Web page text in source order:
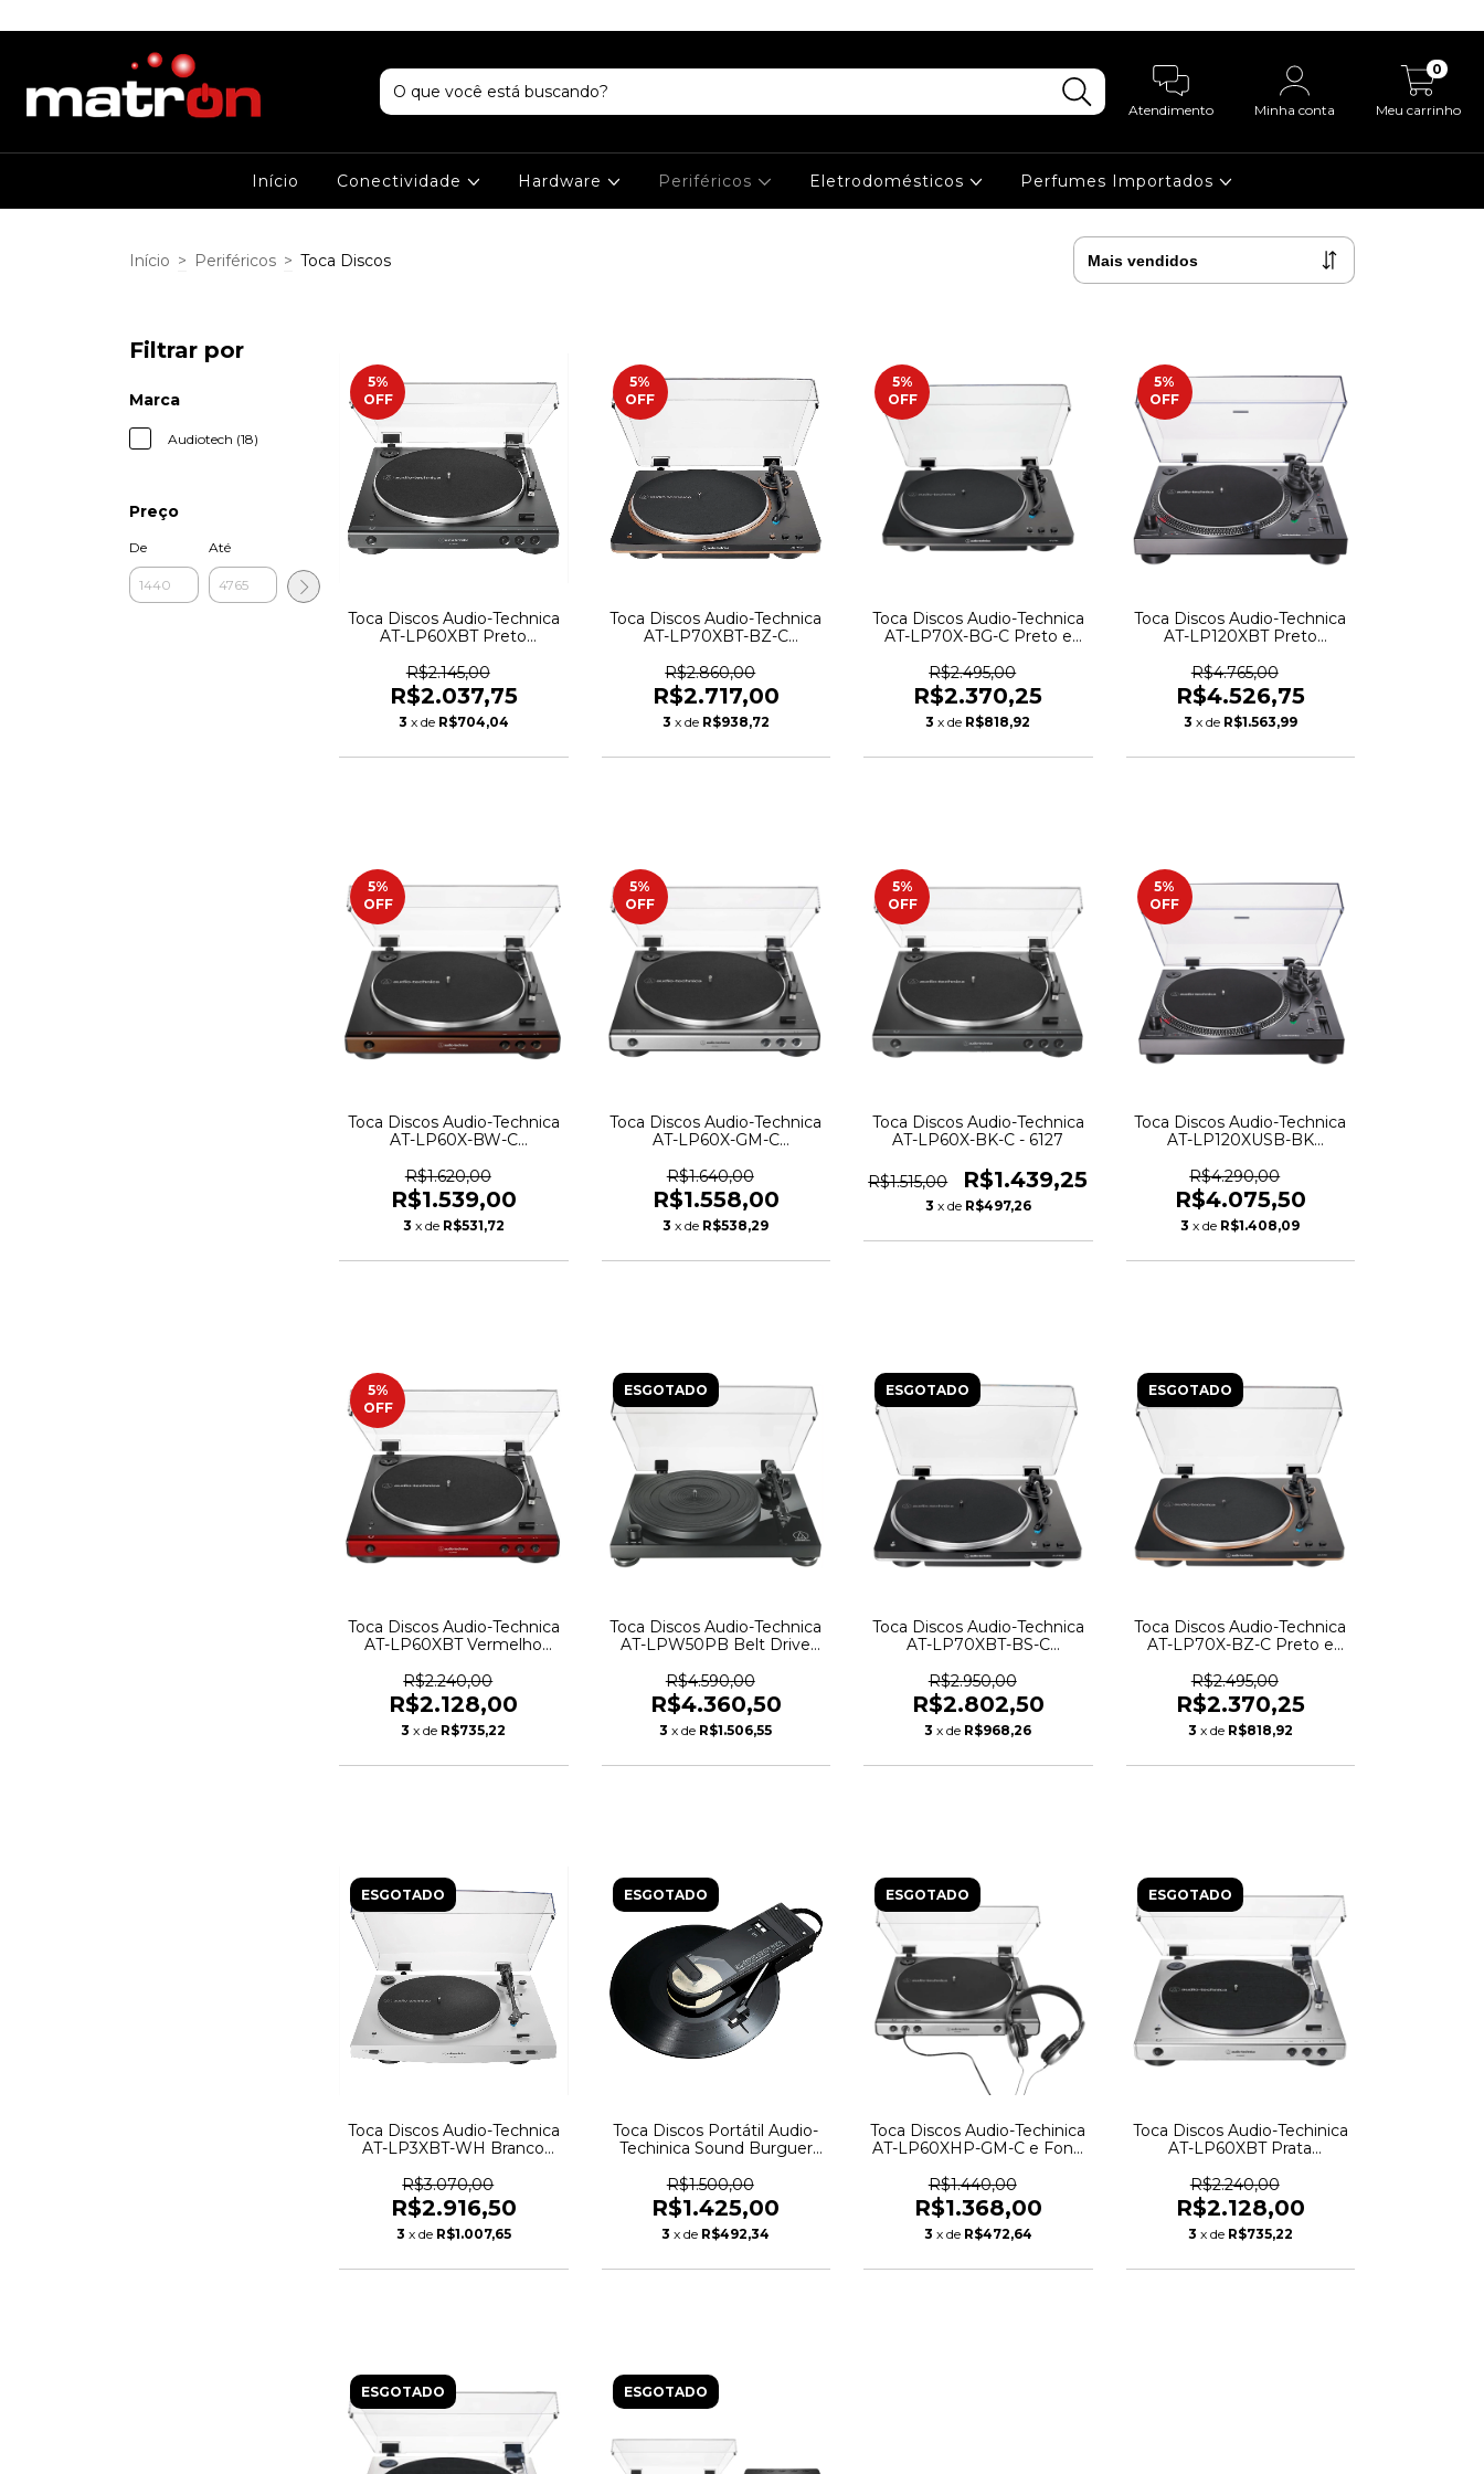
Atendimento Minha conta Meu carrinho
0
Início Conectividade Hardware Periféricos Eletrodomésticos Perfumes Importados
Início > Periféricos > Toca Discos
Filtrar por
Marca
Audiotech (18)
Preço
De Até
5%
OFF
Toca Discos Audio-Technica
AT-LP60XBT Preto
R$2.145,00
R$2.037,75
3 x de R$704,04
5%
OFF
Toca Discos Audio-Technica
AT-LP70XBT-BZ-C
6573
R$2.860,00
R$2.717,00
3 x de R$938,72
5%
OFF
Toca Discos Audio-Technica
AT-LP70X-BG-C Preto e
R$2.495,00
R$2.370,25
3 x de R$818,92
5%
OFF
Toca Discos Audio-Technica
AT-LP120XBT Preto
USB-BK-C - 5949
R$4.765,00
R$4.526,75
3 x de R$1.563,99
5%
OFF
Toca Discos Audio-Technica
AT-LP60X-BW-C
LP60X-BW-C - 6167
R$1.620,00
R$1.539,00
3 x de R$531,72
5%
OFF
Toca Discos Audio-Technica
AT-LP60X-GM-C
LP60X-GM-C - 6166
R$1.640,00
R$1.558,00
3 x de R$538,29
5%
OFF
Toca Discos Audio-Technica
AT-LP60X-BK-C - 6127
R$1.515,00 R$1.439,25
3 x de R$497,26
5%
OFF
Toca Discos Audio-Technica
AT-LP120XUSB-BK
R$4.290,00
R$4.075,50
3 x de R$1.408,09
5%
OFF
Toca Discos Audio-Technica
AT-LP60XBT Vermelho
RD-C - 5877
R$2.240,00
R$2.128,00
3 x de R$735,22
ESGOTADO
Toca Discos Audio-Technica
AT-LPW50PB Belt Drive
R$4.590,00
R$4.360,50
3 x de R$1.506,55
ESGOTADO
Toca Discos Audio-Technica
AT-LP70XBT-BS-C
6574
R$2.950,00
R$2.802,50
3 x de R$968,26
ESGOTADO
Toca Discos Audio-Technica
AT-LP70X-BZ-C Preto e
R$2.495,00
R$2.370,25
3 x de R$818,92
ESGOTADO
Toca Discos Audio-Technica
AT-LP3XBT-WH Branco
R$3.070,00
R$2.916,50
3 x de R$1.007,65
ESGOTADO
Toca Discos Portátil Audio-
Techinica Sound Burguer
6401
R$1.500,00
R$1.425,00
3 x de R$492,34
ESGOTADO
Toca Discos Audio-Techinica
AT-LP60XHP-GM-C e Fone
- 6328
R$1.440,00
R$1.368,00
3 x de R$472,64
ESGOTADO
Toca Discos Audio-Techinica
AT-LP60XBT Prata
SV-C - 6221
R$2.240,00
R$2.128,00
3 x de R$735,22
ESGOTADO ESGOTADO